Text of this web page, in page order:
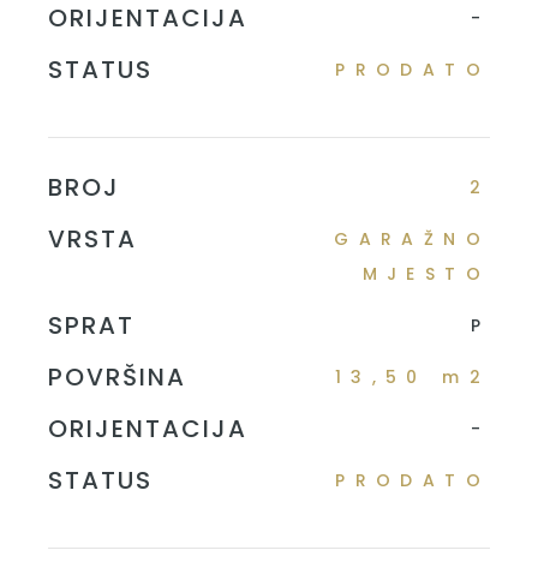
ORIJENTACIJA -
STATUS PRODATO
BROJ 2
VRSTA
GARAŽNO
MJESTO
SPRAT P
POVRŠINA 13,50 m2
ORIJENTACIJA -
STATUS PRODATO